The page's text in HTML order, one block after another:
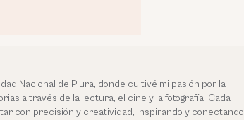
Nacional de Piura, donde cultivé mi pasión por la
a través de la lectura, el cine y la fotografía. Cada
con precisión y creatividad, inspirando y conectando